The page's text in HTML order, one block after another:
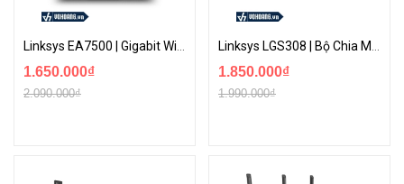
1.650.000₫
2.090.000₫
1.850.000₫
1.990.000₫